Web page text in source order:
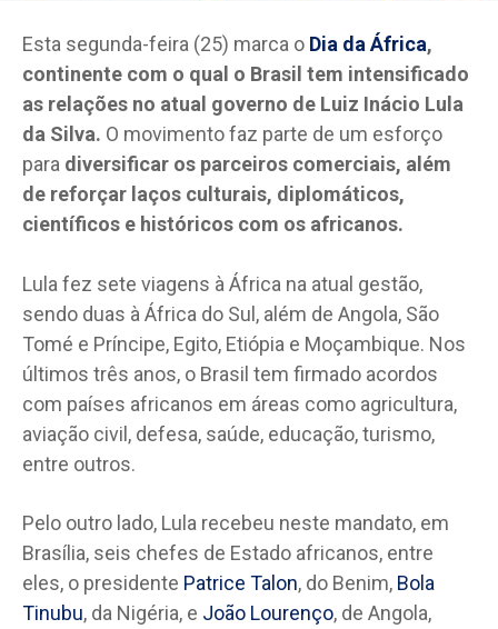
Esta segunda-feira (25) marca o Dia da África,
continente com o qual o Brasil tem intensificado
as relações no atual governo de Luiz Inácio Lula
da Silva. O movimento faz parte de um esforço
para diversificar os parceiros comerciais, além
de reforçar laços culturais, diplomáticos,
científicos e históricos com os africanos.
Lula fez sete viagens à África na atual gestão,
sendo duas à África do Sul, além de Angola, São
Tomé e Príncipe, Egito, Etiópia e Moçambique. Nos
últimos três anos, o Brasil tem firmado acordos
com países africanos em áreas como agricultura,
aviação civil, defesa, saúde, educação, turismo,
entre outros.
Pelo outro lado, Lula recebeu neste mandato, em
Brasília, seis chefes de Estado africanos, entre
eles, o presidente Patrice Talon, do Benim, Bola
Tinubu, da Nigéria, e João Lourenço, de Angola,